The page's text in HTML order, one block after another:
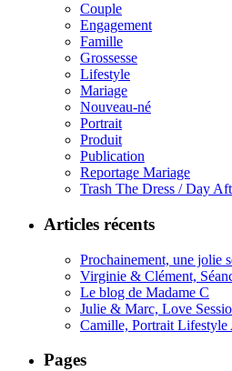
Couple
Engagement
Famille
Grossesse
Lifestyle
Mariage
Nouveau-né
Portrait
Produit
Publication
Reportage Mariage
Trash The Dress / Day
Articles récents
Prochainement, une jolie
Virginie & Clément,
Le blog de Madame C
Julie & Marc, Love
Camille, Portrait Lifestyle
Pages